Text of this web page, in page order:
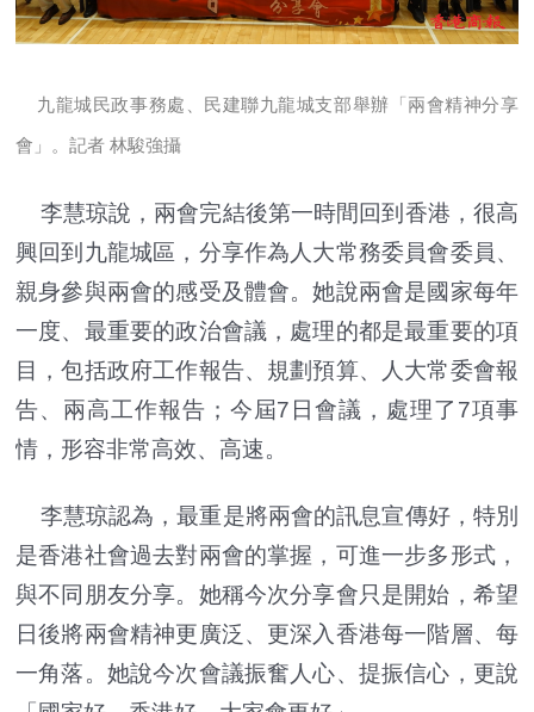
九龍城民政事務處、民建聯九龍城支部舉辦「兩會精神分享
會」。記者 林駿強攝
李慧琼說，兩會完結後第一時間回到香港，很高
興回到九龍城區，分享作為人大常務委員會委員、
親身參與兩會的感受及體會。她說兩會是國家每年
一度、最重要的政治會議，處理的都是最重要的項
目，包括政府工作報告、規劃預算、人大常委會報
告、兩高工作報告；今屆7日會議，處理了7項事
情，形容非常高效、高速。
李慧琼認為，最重是將兩會的訊息宣傳好，特別
是香港社會過去對兩會的掌握，可進一步多形式，
與不同朋友分享。她稱今次分享會只是開始，希望
日後將兩會精神更廣泛、更深入香港每一階層、每
一角落。她說今次會議振奮人心、提振信心，更說